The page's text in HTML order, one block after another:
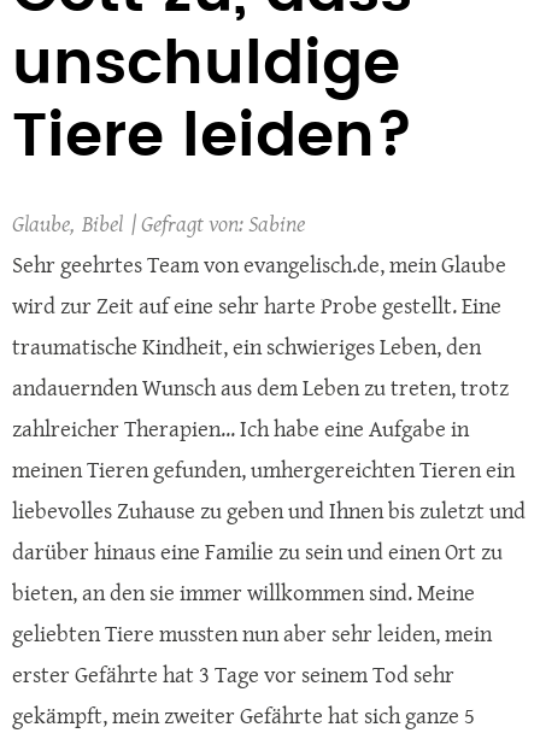
unschuldige
Tiere leiden?
Glaube Bibel
Sabine
Sehr geehrtes Team von evangelisch.de, mein Glaube
wird zur Zeit auf eine sehr harte Probe gestellt. Eine
traumatische Kindheit, ein schwieriges Leben, den
andauernden Wunsch aus dem Leben zu treten, trotz
zahlreicher Therapien... Ich habe eine Aufgabe in
meinen Tieren gefunden, umhergereichten Tieren ein
liebevolles Zuhause zu geben und Ihnen bis zuletzt und
darüber hinaus eine Familie zu sein und einen Ort zu
bieten, an den sie immer willkommen sind. Meine
geliebten Tiere mussten nun aber sehr leiden, mein
erster Gefährte hat 3 Tage vor seinem Tod sehr
gekämpft, mein zweiter Gefährte hat sich ganze 5